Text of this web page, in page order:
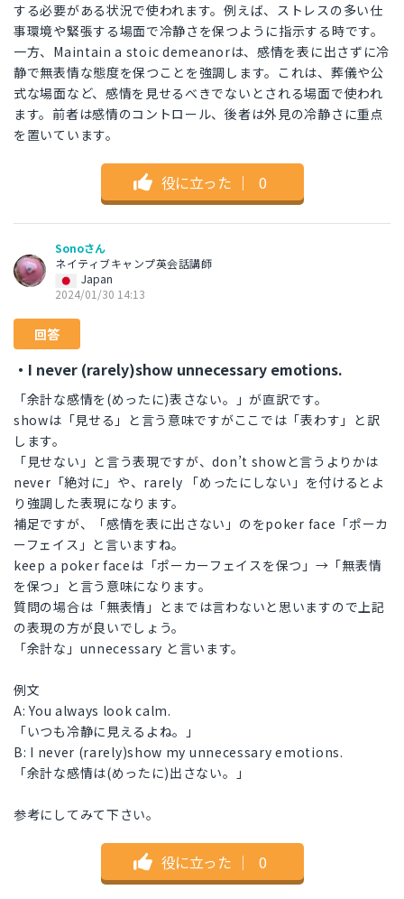
する必要がある状況で使われます。例えば、ストレスの多い仕
事環境や緊張する場面で冷静さを保つように指示する時です。
一方、Maintain a stoic demeanorは、感情を表に出さずに冷
静で無表情な態度を保つことを強調します。これは、葬儀や公
式な場面など、感情を見せるべきでないとされる場面で使われ
ます。前者は感情のコントロール、後者は外見の冷静さに重点
を置いています。
役に立った ｜ 0
Sonoさん
ネイティブキャンプ英会話講師
Japan
2024/01/30 14:13
回答
・I never (rarely)show unnecessary emotions.
「余計な感情を(めったに)表さない。」が直訳です。
showは「見せる」と言う意味ですがここでは「表わす」と訳
します。
「見せない」と言う表現ですが、don’t showと言うよりかは
never「絶対に」や、rarely 「めったにしない」を付けるとよ
り強調した表現になります。
補足ですが、「感情を表に出さない」のをpoker face「ポーカ
ーフェイス」と言いますね。
keep a poker faceは「ポーカーフェイスを保つ」→「無表情
を保つ」と言う意味になります。
質問の場合は「無表情」とまでは言わないと思いますので上記
の表現の方が良いでしょう。
「余計な」unnecessary と言います。
例文
A: You always look calm.
「いつも冷静に見えるよね。」
B: I never (rarely)show my unnecessary emotions.
「余計な感情は(めったに)出さない。」
参考にしてみて下さい。
役に立った ｜ 0